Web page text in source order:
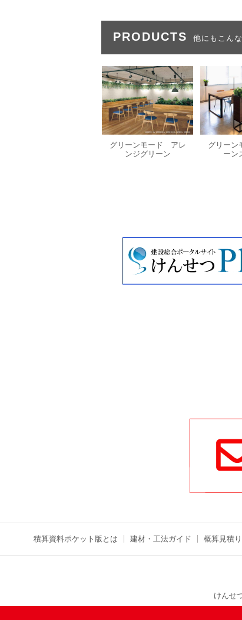
PRODUCTS 他にもこん
グリーンモード アレ
ンジグリーン
グリー
ーン
積算資料ポケット版とは 建材・工法ガイド 概算見積
けんせ